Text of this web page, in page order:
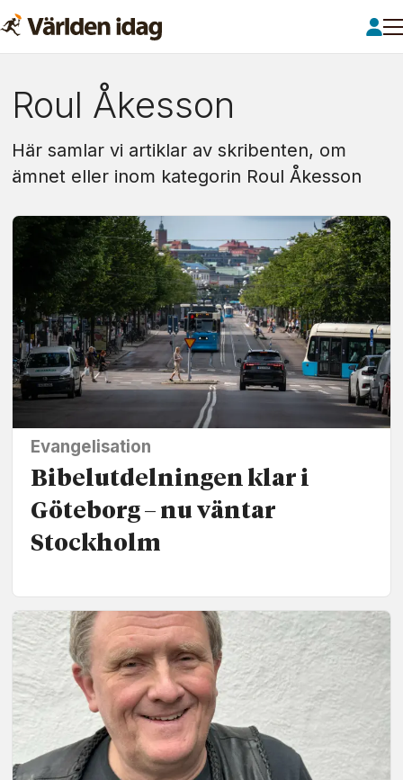
Om:
roul
Åkesson
Roul Åkesson
Här samlar vi artiklar av skribenten, om
ämnet eller inom kategorin Roul Åkesson
Evangelisation
Bibelutdelningen klar i
Göteborg – nu väntar
Stockholm